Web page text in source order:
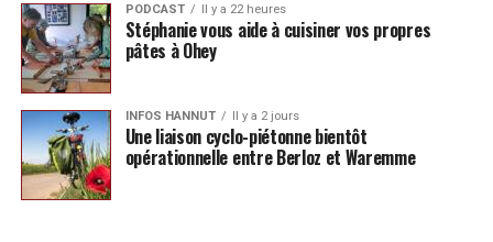
PODCAST Il y a 22 heures
Stéphanie vous aide à cuisiner vos propres
pâtes à Ohey
INFOS HANNUT Il y a 2 jours
Une liaison cyclo-piétonne bientôt
opérationnelle entre Berloz et Waremme